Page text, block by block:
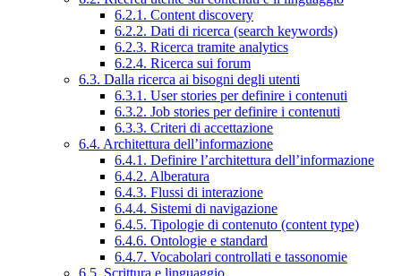
6.2.1. Content discovery
6.2.2. Dati di ricerca (search keywords)
6.2.3. Ricerca tramite analytics
6.2.4. Ricerca sui forum
6.3. Dalla ricerca ai bisogni degli utenti
6.3.1. User stories per definire i contenuti
6.3.2. Job stories per definire i contenuti
6.3.3. Criteri di accettazione
6.4. Architettura dell’informazione
6.4.1. Definire l’architettura dell’informazione
6.4.2. Alberatura
6.4.3. Flussi di interazione
6.4.4. Sistemi di navigazione
6.4.5. Tipologie di contenuto (content type)
6.4.6. Ontologie e standard
6.4.7. Vocabolari controllati e tassonomie
6.5. Scrittura e linguaggio